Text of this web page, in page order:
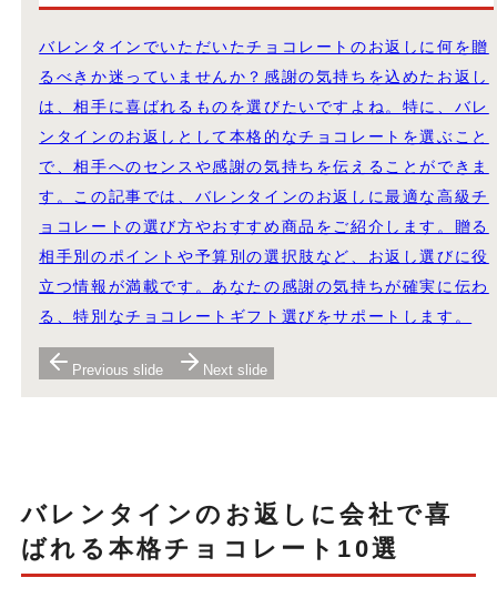
バレンタインでいただいたチョコレートのお返しに何を贈
るべきか迷っていませんか？感謝の気持ちを込めたお返し
は、相手に喜ばれるものを選びたいですよね。特に、バレ
ンタインのお返しとして本格的なチョコレートを選ぶこと
で、相手へのセンスや感謝の気持ちを伝えることができま
す。この記事では、バレンタインのお返しに最適な高級チ
ョコレートの選び方やおすすめ商品をご紹介します。贈る
相手別のポイントや予算別の選択肢など、お返し選びに役
立つ情報が満載です。あなたの感謝の気持ちが確実に伝わ
る、特別なチョコレートギフト選びをサポートします。
Previous slide Next slide
バレンタインのお返しに会社で喜
ばれる本格チョコレート10選